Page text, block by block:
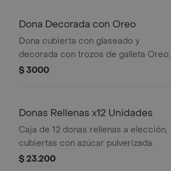
Dona Decorada con Oreo
Dona cubierta con glaseado y
decorada con trozos de galleta Oreo.
$ 3000
Donas Rellenas x12 Unidades
Caja de 12 donas rellenas a elección,
cubiertas con azúcar pulverizada.
$ 23.200